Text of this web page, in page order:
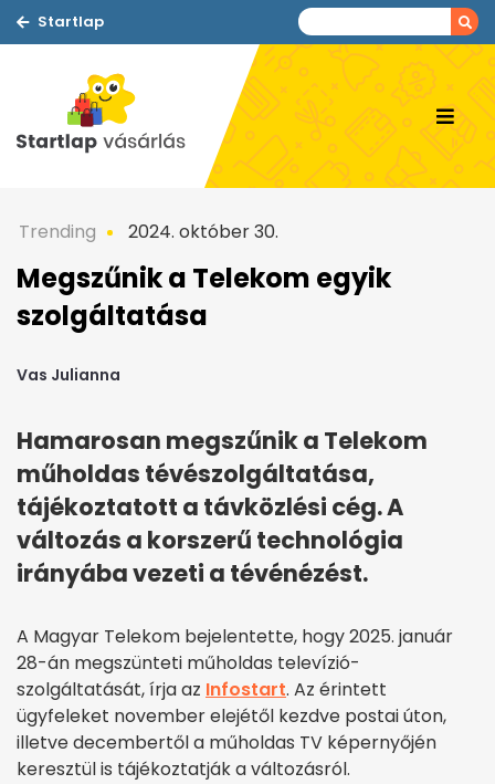
Startlap
Trending 2024. október 30.
Megszűnik a Telekom egyik
szolgáltatása
Vas Julianna
Hamarosan megszűnik a Telekom
műholdas tévészolgáltatása,
tájékoztatott a távközlési cég. A
változás a korszerű technológia
irányába vezeti a tévénézést.
A Magyar Telekom bejelentette, hogy 2025. január
28-án megszünteti műholdas televízió-
szolgáltatását, írja az Infostart. Az érintett
ügyfeleket november elejétől kezdve postai úton,
illetve decembertől a műholdas TV képernyőjén
keresztül is tájékoztatják a változásról.